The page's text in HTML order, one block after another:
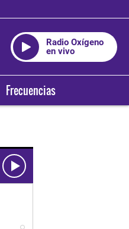
Radio Oxígeno
en vivo
Frecuencias